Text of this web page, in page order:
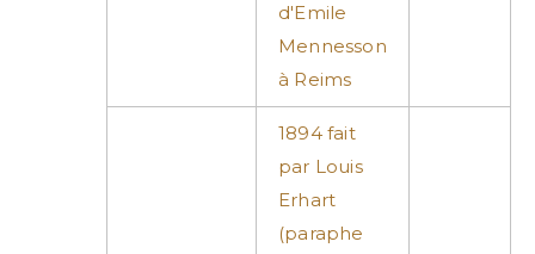
d'Emile
Mennesson
à Reims
1894 fait
par Louis
Erhart
(paraphe